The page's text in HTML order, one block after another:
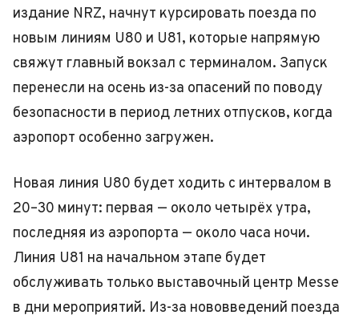
издание NRZ, начнут курсировать поезда по
новым линиям U80 и U81, которые напрямую
свяжут главный вокзал с терминалом. Запуск
перенесли на осень из-за опасений по поводу
безопасности в период летних отпусков, когда
аэропорт особенно загружен.
Новая линия U80 будет ходить с интервалом в
20–30 минут: первая — около четырёх утра,
последняя из аэропорта — около часа ночи.
Линия U81 на начальном этапе будет
обслуживать только выставочный центр Messe
в дни мероприятий. Из-за нововведений поезда